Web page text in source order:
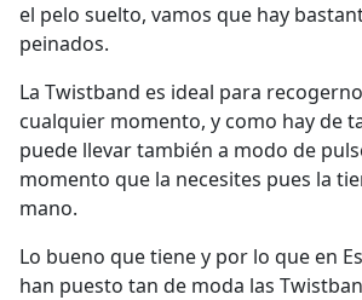
el pelo suelto, vamos que hay
peinados.
La Twistband es ideal para
cualquier momento, y como hay de
puede llevar también a modo de
momento que la necesites pues la
mano.
Lo bueno que tiene y por lo que en
han puesto tan de moda las